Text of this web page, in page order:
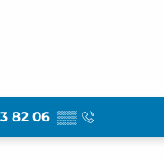
82 06 ▒▒